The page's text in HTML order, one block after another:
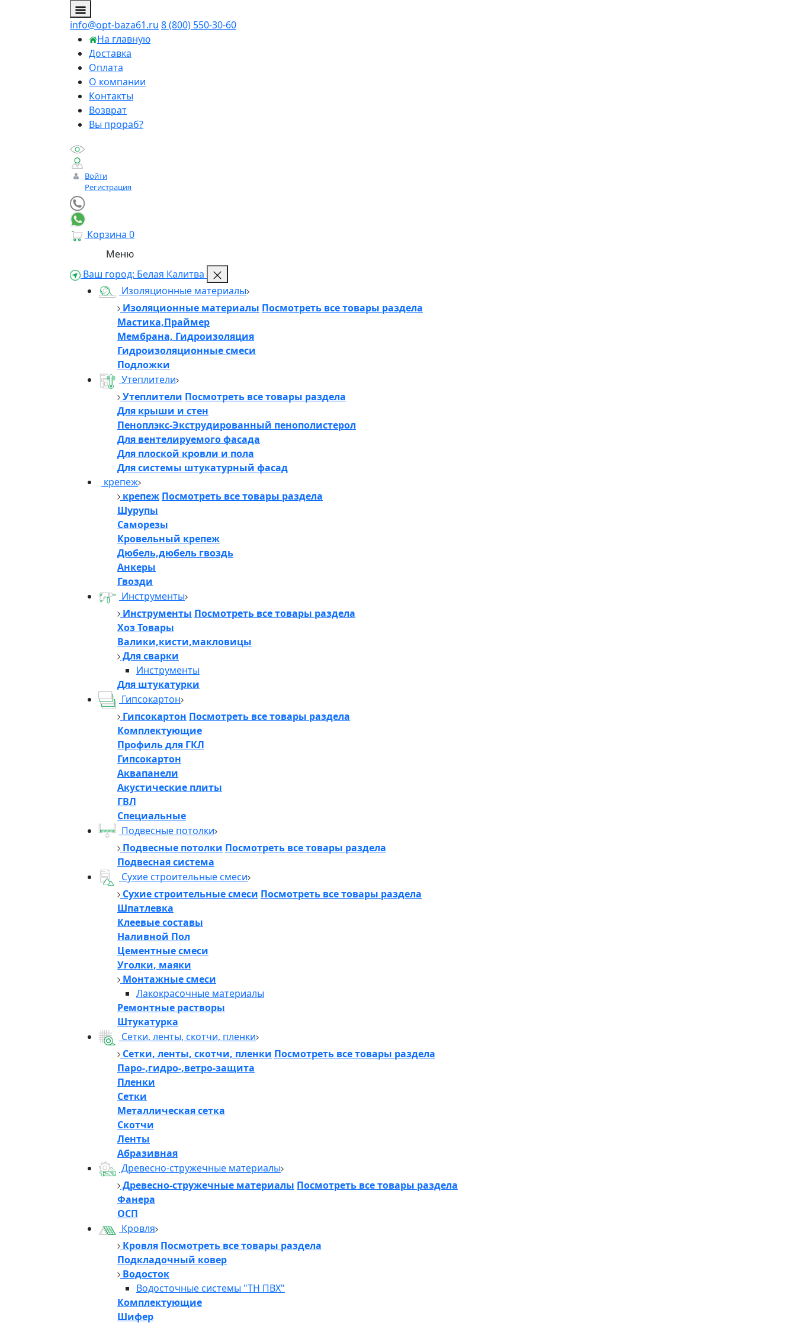
info@opt-baza61.ru 8 (800) 550-30-60
На главную
Доставка
Оплата
О компании
Контакты
Возврат
Вы прораб?
Войти
Регистрация
Корзина 0
Меню
Ваш город: Белая Калитва
Изоляционные материалы
Изоляционные материалы Посмотреть все товары раздела
Мастика,Праймер
Мембрана, Гидроизоляция
Гидроизоляционные смеси
Подложки
Утеплители
Утеплители Посмотреть все товары раздела
Для крыши и стен
Пеноплэкс-Экструдированный пенополистерол
Для вентелируемого фасада
Для плоской кровли и пола
Для системы штукатурный фасад
крепеж
крепеж Посмотреть все товары раздела
Шурупы
Саморезы
Кровельный крепеж
Дюбель,дюбель гвоздь
Анкеры
Гвозди
Инструменты
Инструменты Посмотреть все товары раздела
Хоз Товары
Валики,кисти,макловицы
Для сварки
Инструменты
Для штукатурки
Гипсокартон
Гипсокартон Посмотреть все товары раздела
Комплектующие
Профиль для ГКЛ
Гипсокартон
Аквапанели
Акустические плиты
ГВЛ
Специальные
Подвесные потолки
Подвесные потолки Посмотреть все товары раздела
Подвесная система
Сухие строительные смеси
Сухие строительные смеси Посмотреть все товары раздела
Шпатлевка
Клеевые составы
Наливной Пол
Цементные смеси
Уголки, маяки
Монтажные смеси
Лакокрасочные материалы
Ремонтные растворы
Штукатурка
Сетки, ленты, скотчи, пленки
Сетки, ленты, скотчи, пленки Посмотреть все товары раздела
Паро-,гидро-,ветро-защита
Пленки
Сетки
Металлическая сетка
Скотчи
Ленты
Абразивная
Древесно-стружечные материалы
Древесно-стружечные материалы Посмотреть все товары раздела
Фанера
ОСП
Кровля
Кровля Посмотреть все товары раздела
Подкладочный ковер
Водосток
Водосточные системы "ТН ПВХ"
Комплектующие
Шифер